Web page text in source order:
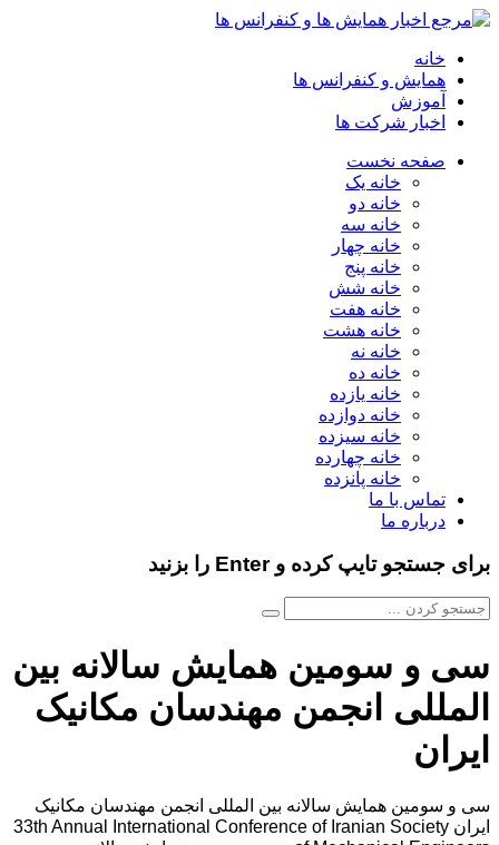
خانه
همایش و کنفرانس ها
آموزش
اخبار شرکت ها
صفحه نخست
خانه یک
خانه دو
خانه سه
خانه چهار
خانه پنج
خانه شش
خانه هفت
خانه هشت
خانه نه
خانه ده
خانه یازده
خانه دوازده
خانه سیزده
خانه چهارده
خانه پانزده
تماس با ما
درباره ما
برای جستجو تایپ کرده و Enter را بزنید
سی و سومین همایش سالانه بین
المللی انجمن مهندسان مکانیک
ایران
سی و سومین همایش سالانه بین المللی انجمن مهندسان مکانیک
ایران 33th Annual International Conference of Iranian Society